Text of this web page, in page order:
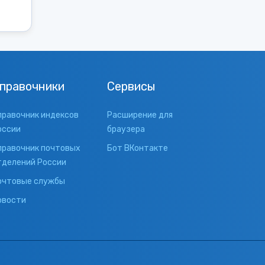
индексов
почтовых
России
службы
Сервисы
Расширение для
браузера
Бот ВКонтакте